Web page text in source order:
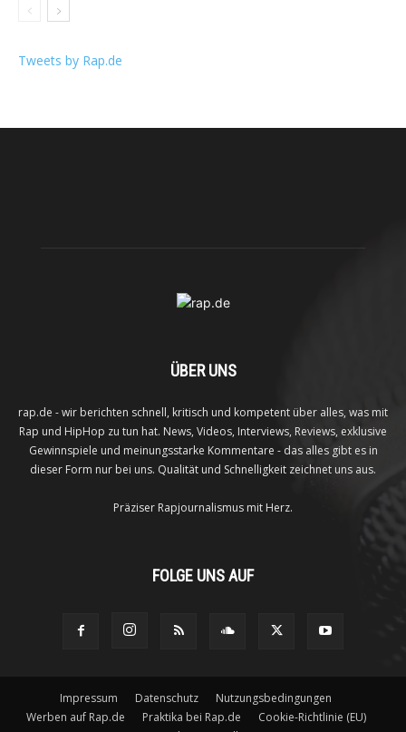
Tweets by Rap.de
ÜBER UNS
rap.de - wir berichten schnell, kritisch und kompetent über alles, was mit
Rap und HipHop zu tun hat. News, Videos, Interviews, Reviews, exklusive
Gewinnspiele und meinungsstarke Kommentare - das alles gibt es in
dieser Form nur bei uns. Qualität und Schnelligkeit zeichnet uns aus.
Präziser Rapjournalismus mit Herz.
FOLGE UNS AUF
Impressum Datenschutz
Nutzungsbedingungen
Werben auf Rap.de
Praktika bei Rap.de
Cookie-Richtlinie (EU)